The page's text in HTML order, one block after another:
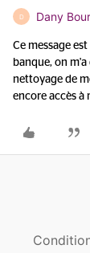
D Dany
Ce message
banque, on
nettoyage de
encore accès à